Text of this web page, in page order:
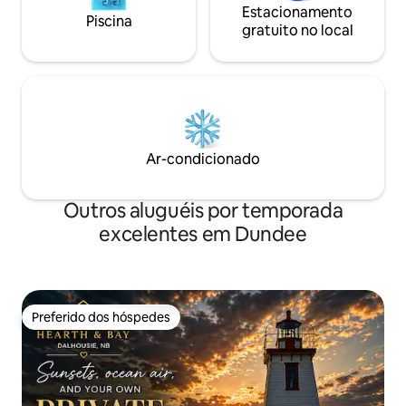
Piscina
Estacionamento
gratuito no local
Ar-condicionado
Outros aluguéis por temporada
excelentes em Dundee
Preferido dos hóspedes
Preferido dos hóspedes